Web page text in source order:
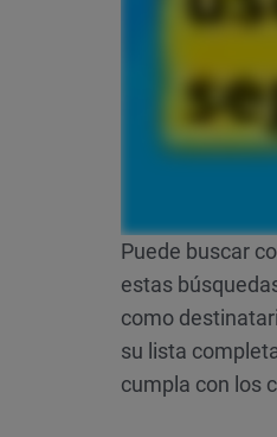
Puede buscar
estas
como
su lista
cumpla con los